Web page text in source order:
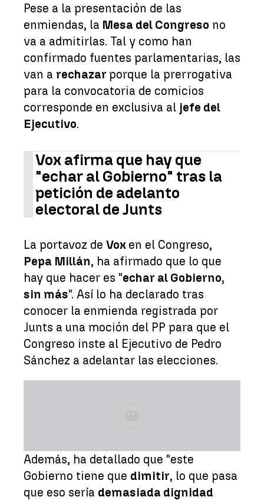
Pese a la presentación de las
enmiendas, la Mesa del Congreso no
va a admitirlas. Tal y como han
confirmado fuentes parlamentarias, las
van a rechazar porque la prerrogativa
para la convocatoria de comicios
corresponde en exclusiva al jefe del
Ejecutivo.
Vox afirma que hay que
"echar al Gobierno" tras la
petición de adelanto
electoral de Junts
La portavoz de Vox en el Congreso,
Pepa Millán, ha afirmado que lo que
hay que hacer es "echar al Gobierno,
sin más". Así lo ha declarado tras
conocer la enmienda registrada por
Junts a una moción del PP para que el
Congreso inste al Ejecutivo de Pedro
Sánchez a adelantar las elecciones.
Ad
Además, ha detallado que "este
Gobierno tiene que dimitir, lo que pasa
que eso sería demasiada dignidad